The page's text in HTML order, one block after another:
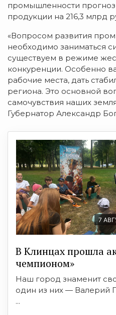
промышленности
продукции на 216,3 млрд
«Вопросом развития
необходимо заниматься
существуем в режиме
конкуренции. Особенно
рабочие места, дать
региона. Это основной
самочувствия наших
Губернатор Александр
7
В Клинцах прошла
чемпионом»
Наш город знаменит
один из них — Валерий
...